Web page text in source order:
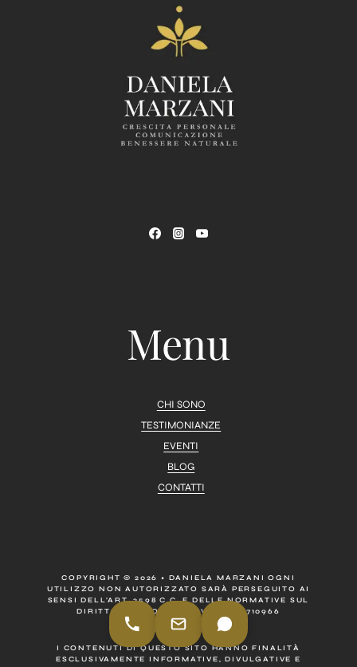
Menu
CHI SONO
TESTIMONIANZE
EVENTI
BLOG
CONTATTI
COPYRIGHT © 2026 • DANIELA MARZANI OGNI
UTILIZZO NON AUTORIZZATO SARÀ PERSEGUITO AI
SENSI DELL’ART. 2598 C.C. E DELLE NORMATIVE SUL
DIRITTO D’AUTORE.• P. IVA 07092710966
DISCLAIMER
I CONTENUTI DI QUESTO SITO HANNO FINALITÀ
ESCLUSIVAMENTE INFORMATIVE, DIVULGATIVE E